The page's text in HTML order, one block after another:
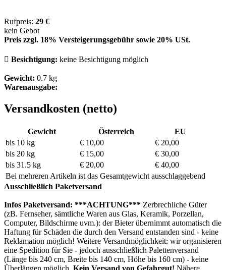
Rufpreis: 29 €
kein Gebot
Preis zzgl. 18% Versteigerungsgebühr sowie 20% USt.
 Besichtigung: keine Besichtigung möglich
Gewicht: 0.7 kg
Warenausgabe:
Versandkosten (netto)
Gewicht Österreich
EU
bis 10 kg
€ 10,00
€ 20,00
bis 20 kg
€ 15,00
€ 30,00
bis 31.5 kg
€ 20,00
€ 40,00
Bei mehreren Artikeln ist das Gesamtgewicht ausschlaggebend
Ausschließlich Paketversand
Infos Paketversand: ***ACHTUNG*** Zerbrechliche Güter
(zB. Fernseher, sämtliche Waren aus Glas, Keramik, Porzellan,
Computer, Bildschirme uvm.): der Bieter übernimmt automatisch die
Haftung für Schäden die durch den Versand entstanden sind - keine
Reklamation möglich! Weitere Versandmöglichkeit: wir organisieren
eine Spedition für Sie - jedoch ausschließlich Palettenversand
(Länge bis 240 cm, Breite bis 140 cm, Höhe bis 160 cm) - keine
Überlängen möglich. Kein Versand von Gefahrgut! Nähere